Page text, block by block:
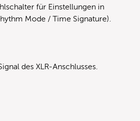
für Einstellungen in
Mode / Time Signature).
des XLR-Anschlusses.